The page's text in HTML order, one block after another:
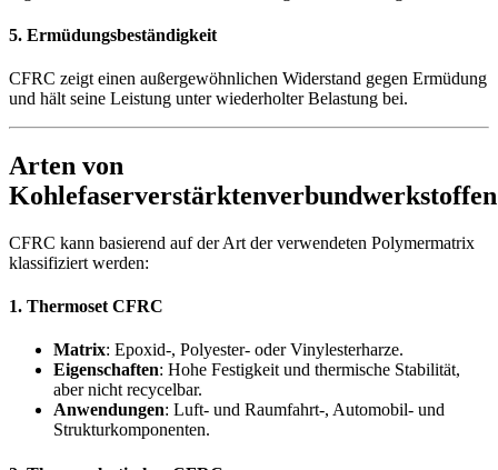
5. Ermüdungsbeständigkeit
CFRC zeigt einen außergewöhnlichen Widerstand gegen Ermüdung
und hält seine Leistung unter wiederholter Belastung bei.
Arten von
Kohlefaserverstärktenverbundwerkstoffen
CFRC kann basierend auf der Art der verwendeten Polymermatrix
klassifiziert werden:
1. Thermoset CFRC
Matrix: Epoxid-, Polyester- oder Vinylesterharze.
Eigenschaften: Hohe Festigkeit und thermische Stabilität,
aber nicht recycelbar.
Anwendungen: Luft- und Raumfahrt-, Automobil- und
Strukturkomponenten.